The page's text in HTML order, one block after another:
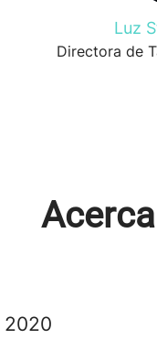
Luz
Directora de
2020